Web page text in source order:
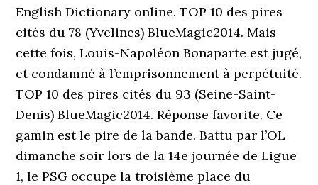
English Dictionary online. TOP 10 des pires
cités du 78 (Yvelines) BlueMagic2014. Mais
cette fois, Louis-Napo­léon Bona­parte est jugé,
et condamné à l’em­pri­son­ne­ment à perpé­tuité.
TOP 10 des pires cités du 93 (Seine-Saint-
Denis) BlueMagic2014. Réponse favorite. Ce
gamin est le pire de la bande. Battu par l’OL
dimanche soir lors de la 14e journée de Ligue
1, le PSG occupe la troisième place du